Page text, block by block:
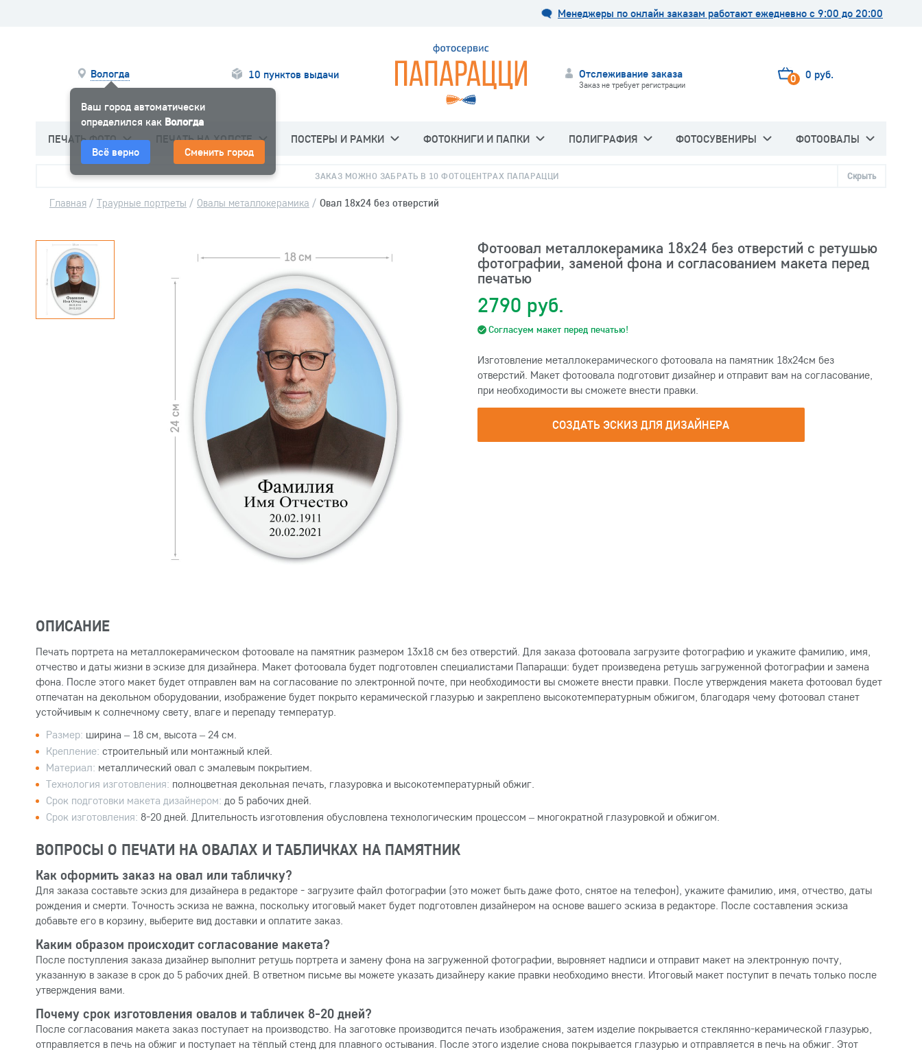
Менеджеры по онлайн заказам работают ежедневно с 9:00 до 20:00
Вологда
Ваш город автоматически
определился как Вологда
Всё верно Сменить город
10 пунктов выдачи Отслеживание заказа
Заказ не требует регистрации 0 0 руб.
ПЕЧАТЬ ФОТО ПЕЧАТЬ НА ХОЛСТЕ ПОСТЕРЫ И РАМКИ ФОТОКНИГИ И ПАПКИ ПОЛИГРАФИЯ ФОТОСУВЕНИРЫ ФОТООВАЛЫ
ЗАКАЗ МОЖНО ЗАБРАТЬ В 10 ФОТОЦЕНТРАХ ПАПАРАЦЦИ Скрыть
Главная / Траурные портреты / Овалы металлокерамика / Овал 18х24 без отверстий
Фотоовал металлокерамика 18х24 без отверстий с ретушью
фотографии, заменой фона и согласованием макета перед
печатью
2790 руб.
Согласуем макет перед печатью!
Изготовление металлокерамического фотоовала на памятник 18х24см без
отверстий. Макет фотоовала подготовит дизайнер и отправит вам на согласование,
при необходимости вы сможете внести правки.
СОЗДАТЬ ЭСКИЗ ДЛЯ ДИЗАЙНЕРА
ОПИСАНИЕ
Печать портрета на металлокерамическом фотоовале на памятник размером 13х18 см без отверстий. Для заказа фотоовала загрузите фотографию и укажите фамилию, имя,
отчество и даты жизни в эскизе для дизайнера. Макет фотоовала будет подготовлен специалистами Папарацци: будет произведена ретушь загруженной фотографии и замена
фона. После этого макет будет отправлен вам на согласование по электронной почте, при необходимости вы сможете внести правки. После утверждения макета фотоовал будет
отпечатан на декольном оборудовании, изображение будет покрыто керамической глазурью и закреплено высокотемпературным обжигом, благодаря чему фотоовал станет
устойчивым к солнечному свету, влаге и перепаду температур.
Размер: ширина – 18 см, высота – 24 см.
Крепление: строительный или монтажный клей.
Материал: металлический овал с эмалевым покрытием.
Технология изготовления: полноцветная декольная печать, глазуровка и высокотемпературный обжиг.
Срок подготовки макета дизайнером: до 5 рабочих дней.
Срок изготовления: 8-20 дней. Длительность изготовления обусловлена технологическим процессом – многократной глазуровкой и обжигом.
ВОПРОСЫ О ПЕЧАТИ НА ОВАЛАХ И ТАБЛИЧКАХ НА ПАМЯТНИК
Как оформить заказ на овал или табличку?
Для заказа составьте эскиз для дизайнера в редакторе - загрузите файл фотографии (это может быть даже фото, снятое на телефон), укажите фамилию, имя, отчество, даты
рождения и смерти. Точность эскиза не важна, поскольку итоговый макет будет подготовлен дизайнером на основе вашего эскиза в редакторе. После составления эскиза
добавьте его в корзину, выберите вид доставки и оплатите заказ.
Каким образом происходит согласование макета?
После поступления заказа дизайнер выполнит ретушь портрета и замену фона на загруженной фотографии, выровняет надписи и отправит макет на электронную почту,
указанную в заказе в срок до 5 рабочих дней. В ответном письме вы можете указать дизайнеру какие правки необходимо внести. Итоговый макет поступит в печать только после
утверждения вами.
Почему срок изготовления овалов и табличек 8-20 дней?
После согласования макета заказ поступает на производство. На заготовке производится печать изображения, затем изделие покрывается стеклянно-керамической глазурью,
отправляется в печь на обжиг и поступает на тёплый стенд для плавного остывания. После этого изделие снова покрывается глазурью и отправляется в печь на обжиг. Этот